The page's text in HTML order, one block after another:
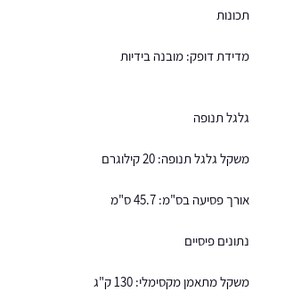
תכונות
מדידת דופק: מובנה בידיות
גלגל תנופה
משקל גלגל תנופה: 20 קילוגרם
אורך פסיעה בס"מ: 45.7 ס"מ
נתונים פיסיים
משקל מתאמן מקסימלי: 130 ק"ג